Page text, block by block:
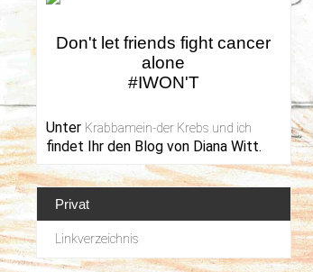
Don't let friends fight cancer
alone
#IWON'T
Unter Krabbamein-der Krebs und ich
findet Ihr den Blog von Diana Witt.
Privat
Linkverzeichnis